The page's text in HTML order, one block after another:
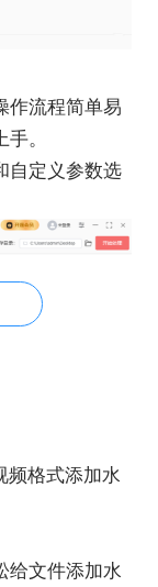
流程简单易
。
定义参数选
处理多个文
用户能够准
格式添加水
文件添加水